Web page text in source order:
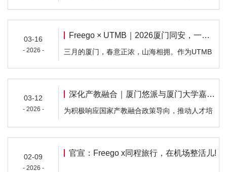
票！这是继 2024 …
时空的“战地重游”即将启程。中国人民解放军原
炮兵第72师，曾于1969年12月至1972年11月期
间，作为全军第一个整建制入寮参战的高炮部
筑起不朽丰碑…
03-16
- 2026 -
Freego × UTMB｜2026厦门同安，一起燃动山野！
三月的厦门，春意正浓，山海相拥。作为UTMB
启程！来自五湖四海的选手怀揣着对山野的无限
热爱，齐聚千年古城同安。从LXM 100公里的极
限耐力，到MXM 50公里的意志考验；从SXM 20
——四个组别，四种…
03-12
- 2026 -
深化产教融合｜厦门悠派与厦门大学嘉庚学院人文与传播学院签约共建教学实践基地
为积极响应国家产教融合政策导向，推动人才培
院人文与传播学院教学实践基地签约仪式在校内
517会议室顺利举行。厦门悠派新生活科技有限
02-09
- 2026 -
官宣：Freego x同程旅行，在机场整活儿!